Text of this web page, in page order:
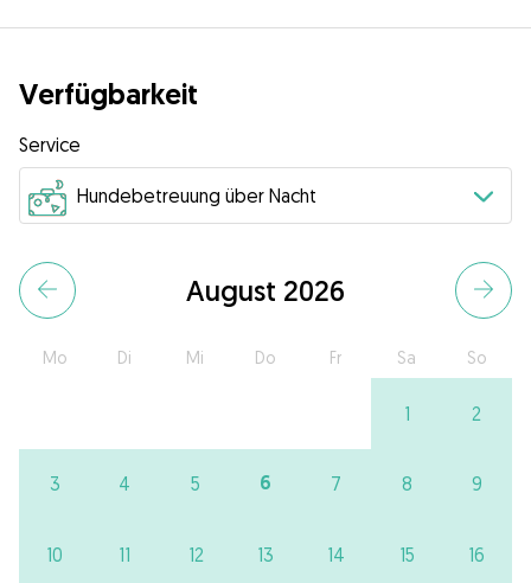
Verfügbarkeit
Service
August 2026
Mo Di Mi Do Fr Sa So
1 2
3 4 5 6 7 8 9
10 11 12 13 14 15 16